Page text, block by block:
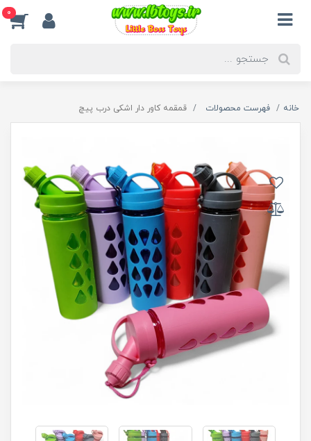
0
خانه فهرست محصولات قمقمه کاور دار اشکی درب پیچ